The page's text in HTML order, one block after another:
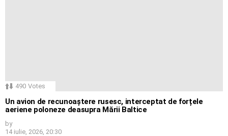
490 Votes
Un avion de recunoaștere rusesc, interceptat de forțele
aeriene poloneze deasupra Mării Baltice
by
14 iulie, 2026, 20:30